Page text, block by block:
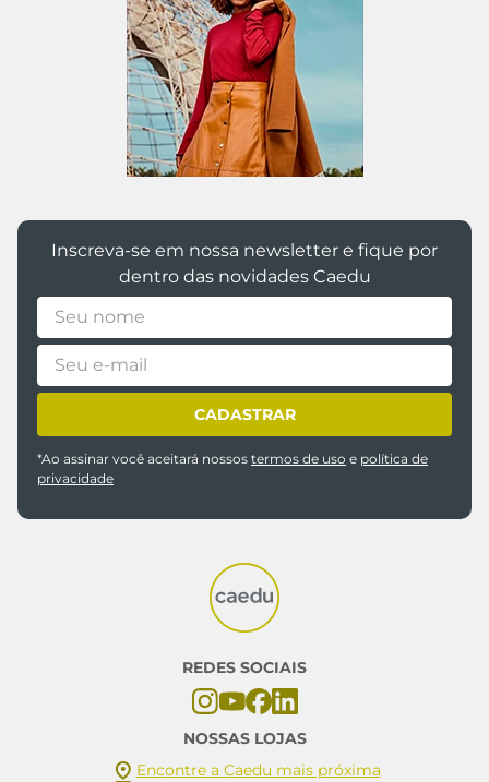
Inscreva-se em nossa newsletter e fique por
dentro das novidades Caedu
CADASTRAR
*Ao assinar você aceitará nossos termos de uso e política de
privacidade
REDES SOCIAIS
NOSSAS LOJAS
Encontre a Caedu mais próxima